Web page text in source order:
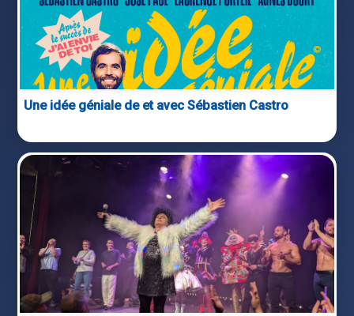
Une idée géniale de et avec Sébastien Castro